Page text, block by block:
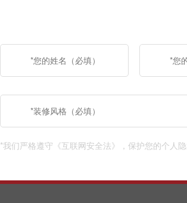
*我们严格遵守《互联网安全法》，保护您的个人